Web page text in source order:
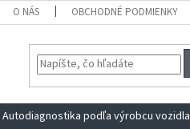
O NÁS OBCHODNÉ PODMIENKY
Autodiagnostika podľa výrobcu vozidla